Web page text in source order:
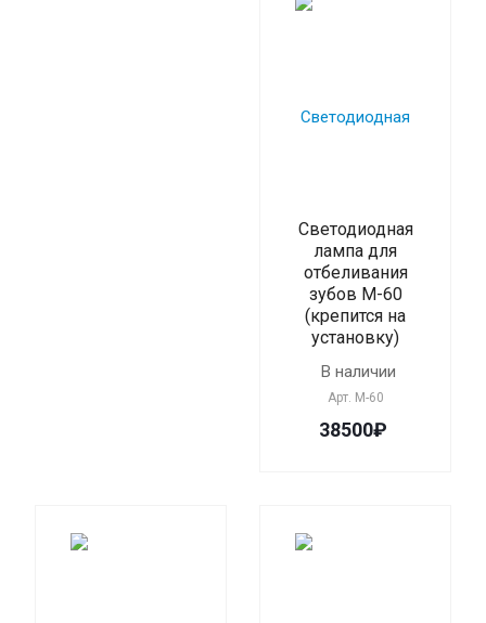
Светодиодная
лампа для
отбеливания
зубов М-60
(крепится на
установку)
В наличии
Арт. М-60
38500₽